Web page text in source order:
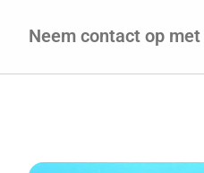
Neem contact op